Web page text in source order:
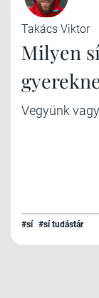
Takács Viktor
Milyen
Vegyünk
#sí #sí tudástár